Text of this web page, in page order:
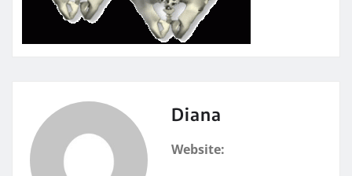
Diana
Website: